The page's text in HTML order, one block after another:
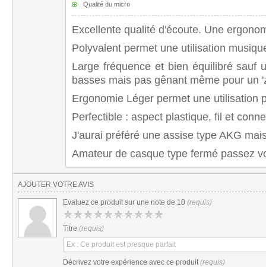
Qualité du micro
Excellente qualité d'écoute. Une
Polyvalent permet une utilisation
Large fréquence et bien équilibré sauf
basses mais pas gênant même pour un
Ergonomie Léger permet une utilisation
Perfectible : aspect plastique, fil et
J'aurai préféré une assise type AKG
Amateur de casque type fermé passez
AJOUTER VOTRE AVIS
Evaluez ce produit sur une note de 10 (requis)
Titre (requis)
Décrivez votre expérience avec ce produit(requis)